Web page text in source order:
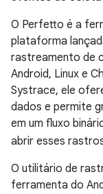
O Perfetto é a
plataforma
rastreamento de
Android, Linux e
Systrace, ele
dados e permite
em um fluxo
abrir esses
O utilitário de
ferramenta do